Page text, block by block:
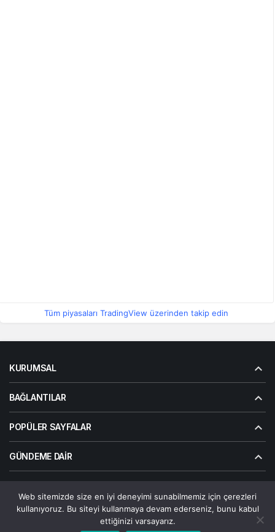
Tüm piyasaları TradingView üzerinden takip edin
KURUMSAL
BAĞLANTILAR
POPÜLER SAYFALAR
GÜNDEME DAIR
© Telif Hakkı 2026, Tüm Hakları Saklıdır | Alanalp İnternet
Çözümler
Gizlilik Politikası Hakkımızda
Web sitemizde size en iyi deneyimi sunabilmemiz için çerezleri
kullanıyoruz. Bu siteyi kullanmaya devam ederseniz, bunu kabul
ettiğinizi varsayarız.